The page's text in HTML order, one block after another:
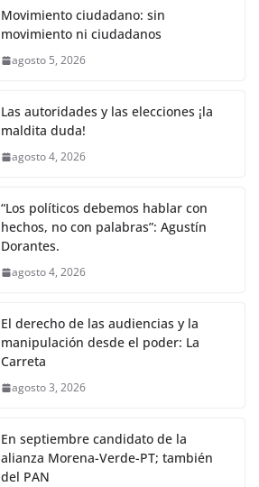
s
A
p
y
Li
k
gr
a
e
Movimiento ciudadano: sin
movimiento ni ciudadanos
agosto 5, 2026
Las autoridades y las elecciones ¡la
maldita duda!
agosto 4, 2026
“Los políticos debemos hablar con
hechos, no con palabras”: Agustín
Dorantes.
agosto 4, 2026
El derecho de las audiencias y la
manipulación desde el poder: La
Carreta
agosto 3, 2026
En septiembre candidato de la
alianza Morena-Verde-PT; también
del PAN